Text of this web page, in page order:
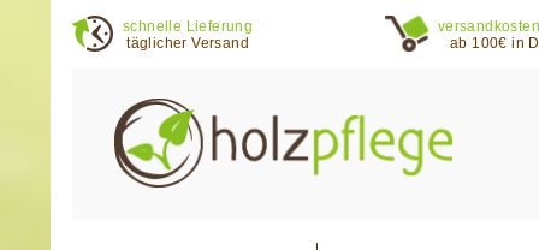
schnelle Lieferung
täglicher Versand
ab 100€ in